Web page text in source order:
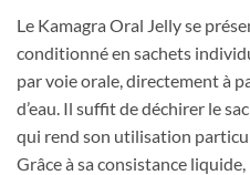
Le Kamagra Oral Jelly se
conditionné en sachets
par voie orale, directement à
d’eau. Il suffit de déchirer le
qui rend son utilisation
Grâce à sa consistance